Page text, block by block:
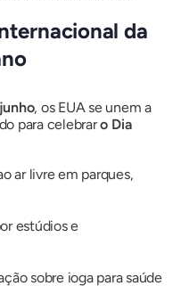
da
, os EUA se unem a
para celebraro Dia
ar livre em parques,
estúdios e
sobre ioga para saúde